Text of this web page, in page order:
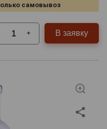
самовывоз
+ В заявку